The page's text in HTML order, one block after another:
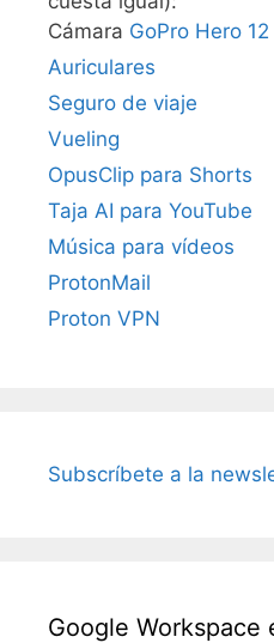
Cámara GoPro Hero 12
Auriculares
Seguro de viaje
Vueling
OpusClip para Shorts
Taja AI para YouTube
Música para vídeos
ProtonMail
Proton VPN
Subscríbete a la
Google Workspace